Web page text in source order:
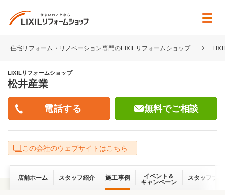
住宅リフォーム・リノベーション専門のLIXILリフォームショップ
LIXILリフォームショップ
松井産業
無料でご相談
この会社のウェブサイトはこちら
店舗ホーム スタッフ紹介 施工事例
イベント＆
キャンペーン
スタッフブ